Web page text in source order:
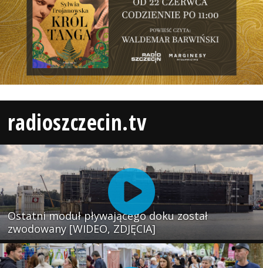
radioszczecin.tv
Ostatni moduł pływającego doku został
zwodowany [WIDEO, ZDJĘCIA]